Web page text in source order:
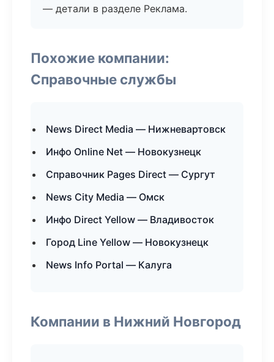
— детали в разделе Реклама.
Похожие компании:
Справочные службы
News Direct Media — Нижневартовск
Инфо Online Net — Новокузнецк
Справочник Pages Direct — Сургут
News City Media — Омск
Инфо Direct Yellow — Владивосток
Город Line Yellow — Новокузнецк
News Info Portal — Калуга
Компании в Нижний Новгород